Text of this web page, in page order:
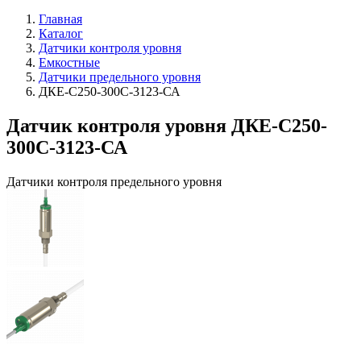
Главная
Каталог
Датчики контроля уровня
Емкостные
Датчики предельного уровня
ДКЕ-С250-300С-3123-СА
Датчик контроля уровня ДКЕ-С250-
300С-3123-СА
Датчики контроля предельного уровня